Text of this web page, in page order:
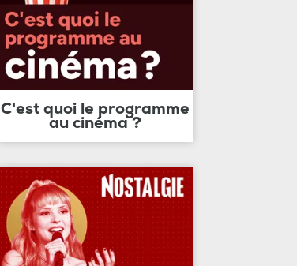
C'est quoi le programme
au cinéma ?